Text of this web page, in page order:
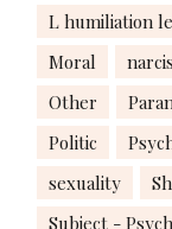
L humiliation
Moral
Other
Politic
sexuality
Subject -